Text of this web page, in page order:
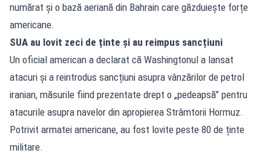
numărat și o bază aeriană din Bahrain care găzduiește forțe
americane.
SUA au lovit zeci de ținte și au reimpus sancțiuni
Un oficial american a declarat că Washingtonul a lansat
atacuri și a reintrodus sancțiuni asupra vânzărilor de petrol
iranian, măsurile fiind prezentate drept o „pedeapsă” pentru
atacurile asupra navelor din apropierea Strâmtorii Hormuz.
Potrivit armatei americane, au fost lovite peste 80 de ținte
militare.